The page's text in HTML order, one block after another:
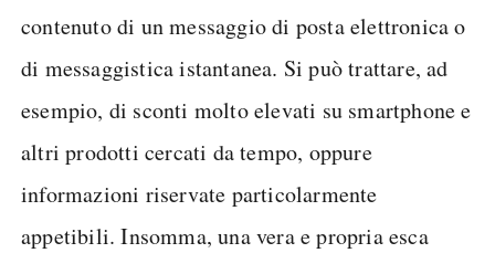
contenuto di un messaggio di posta elettronica o
di messaggistica istantanea. Si può trattare, ad
esempio, di sconti molto elevati su smartphone e
altri prodotti cercati da tempo, oppure
informazioni riservate particolarmente
appetibili. Insomma, una vera e propria esca